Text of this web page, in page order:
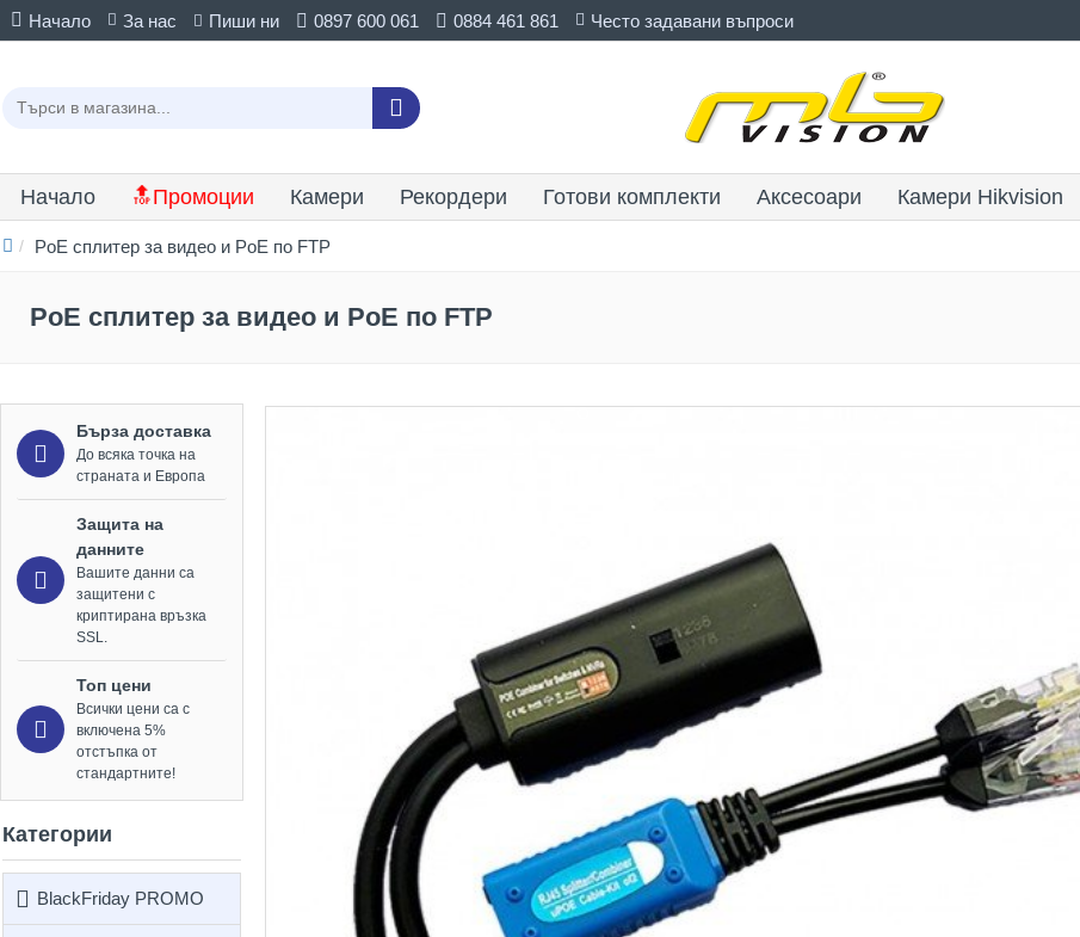
Начало За нас Пиши ни 0897 600 061 0884 461 861 Често задавани въпроси
Начало 🔝Промоции Камери Рекордери Готови комплекти Аксесоари Камери Hikvision
PoE сплитер за видео и PoE по FTP
PoE сплитер за видео и PoE по FTP
Бърза доставка
До всяка точка на
страната и Европа
Защита на
данните
Вашите данни са
защитени с
криптирана връзка
SSL.
Топ цени
Всички цени са с
включена 5%
отстъпка от
стандартните!
Категории
BlackFriday PROMO